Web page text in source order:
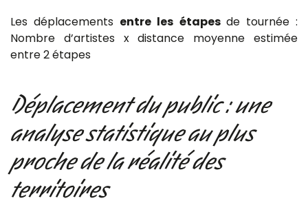
Les déplacements entre les étapes de tournée :
Nombre d’artistes x distance moyenne estimée
entre 2 étapes
Déplacement du public : une
analyse statistique au plus
proche de la réalité des
territoires